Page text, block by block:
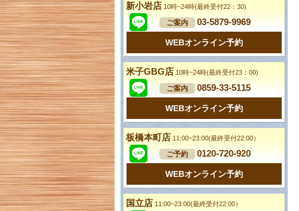
新小岩店 10時~24時(最終受付22：30)
ご案内 03-5879-9969
WEBオンライン予約
米子GBG店 10時~24時(最終受付23：00)
ご案内 0859-33-5115
WEBオンライン予約
板橋本町店 11:00~23:00(最終受付22:00）
ご予約 0120-720-920
WEBオンライン予約
国立店 11:00~23:00(最終受付22:00）